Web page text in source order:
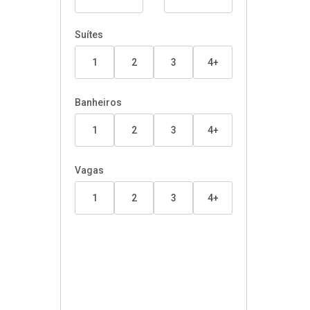
Suítes
1 2 3 4+
Banheiros
1 2 3 4+
Vagas
1 2 3 4+